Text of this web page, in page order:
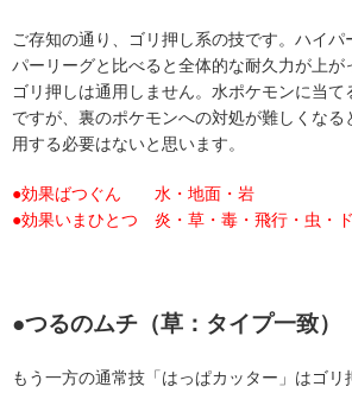
ご存知の通り、ゴリ押し系の技です。ハイパ
パーリーグと比べると全体的な耐久力が上が
ゴリ押しは通用しません。水ポケモンに当て
ですが、裏のポケモンへの対処が難しくな
用する必要はないと思います。
●効果ばつぐん 水・地面・岩
●効果いまひとつ 炎・草・毒・飛行・虫・
●つるのムチ（草：タイプ一致）
もう一方の通常技「はっぱカッター」はゴ